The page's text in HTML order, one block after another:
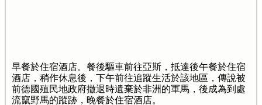
早餐於住宿酒店。餐後驅車前往亞斯，抵達後午餐於住宿
酒店，稍作休息後，下午前往追蹤生活於該地區，傳說被
前德國殖民地政府撤退時遺棄於非洲的軍馬，後成為到處
流竄野馬的蹤跡，晚餐於住宿酒店。